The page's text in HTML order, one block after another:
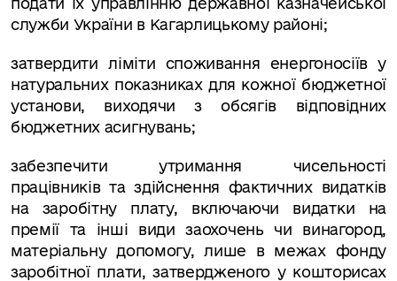
служби України в Кагарлицькому районі;
затвердити ліміти споживання енергоносіїв у
натуральних показниках для кожної бюджетної
установи, виходячи з обсягів відповідних
бюджетних асигнувань;
забезпечити утримання чисельності
працівників та здійснення фактичних видатків
на заробітну плату, включаючи видатки на
премії та інші види заохочень чи винагород,
матеріальну допомогу, лише в межах фонду
заробітної плати, затвердженого у кошторисах